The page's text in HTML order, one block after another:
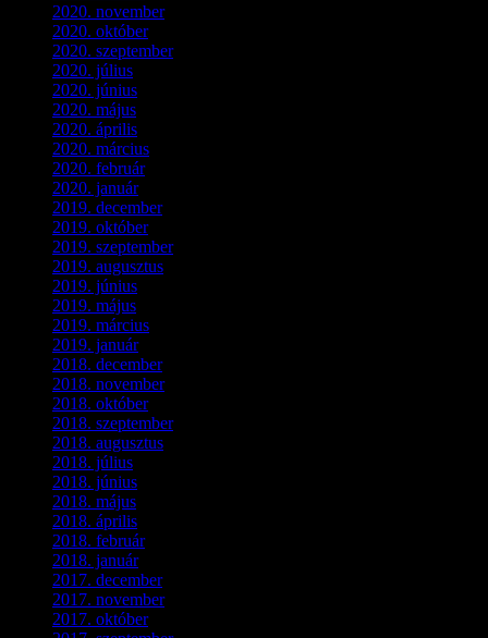
2020. november(4)
2020. október(4)
2020. szeptember(1)
2020. július
2020. június
2020. május
2020. április
2020. március
2020. február(6)
2020. január(1)
2019. december(4)
2019. október(3)
2019. szeptember(2)
2019. augusztus
2019. június
2019. május
2019. március
2019. január(1)
2018. december(3)
2018. november(1)
2018. október(1)
2018. szeptember(1)
2018. augusztus
2018. július
2018. június
2018. május
2018. április
2018. február(2)
2018. január(2)
2017. december(4)
2017. november(3)
2017. október(4)